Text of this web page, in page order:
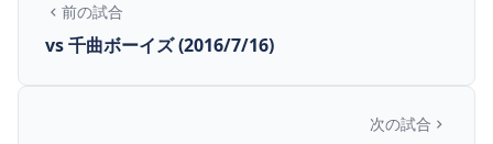
前の試合
vs 千曲ボーイズ (2016/7/16)
次の試合